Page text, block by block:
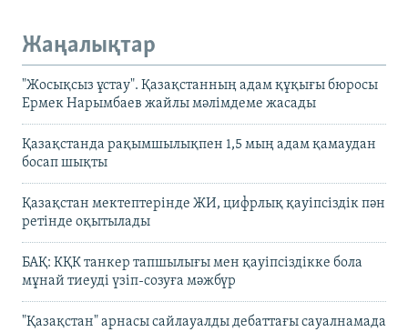
Жаңалықтар
"Жосықсыз ұстау". Қазақстанның адам құқығы бюросы
Ермек Нарымбаев жайлы мәлімдеме жасады
Қазақстанда рақымшылықпен 1,5 мың адам қамаудан
босап шықты
Қазақстан мектептерінде ЖИ, цифрлық қауіпсіздік пән
ретінде оқытылады
БАҚ: КҚК танкер тапшылығы мен қауіпсіздікке бола
мұнай тиеуді үзіп-созуға мәжбүр
"Қазақстан" арнасы сайлауалды дебаттағы сауалнамада